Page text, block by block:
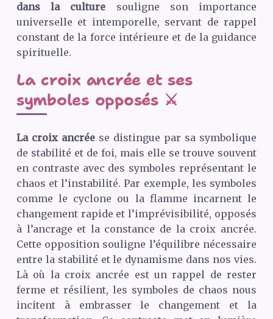
dans la culture souligne son importance
universelle et intemporelle, servant de rappel
constant de la force intérieure et de la guidance
spirituelle.
La croix ancrée et ses
symboles opposés ⚔️
La croix ancréese distingue par sa symbolique
de stabilité et de foi, mais elle se trouve souvent
en contraste avec des symboles représentant le
chaos et l’instabilité. Par exemple, les symboles
comme le cyclone ou la flamme incarnent le
changement rapide et l’imprévisibilité, opposés
à l’ancrage et la constance de la croix ancrée.
Cette opposition souligne l’équilibre nécessaire
entre la stabilité et le dynamisme dans nos vies.
Là où la croix ancrée est un rappel de rester
ferme et résilient, les symboles de chaos nous
incitent à embrasser le changement et la